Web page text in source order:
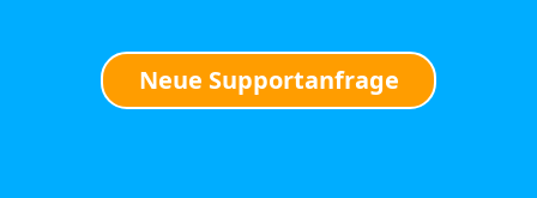
Neue Supportanfrage